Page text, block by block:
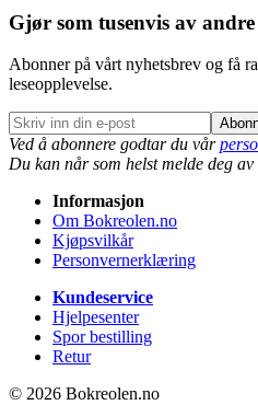
Gjør som tusenvis av
Abonner på vårt nyhetsbrev og få
leseopplevelse.
Ved å abonnere godtar du vår
Du kan når som helst melde deg av
Informasjon
Om Bokreolen.no
Kjøpsvilkår
Personvernerklæring
Kundeservice
Hjelpesenter
Spor bestilling
Retur
© 2026 Bokreolen.no